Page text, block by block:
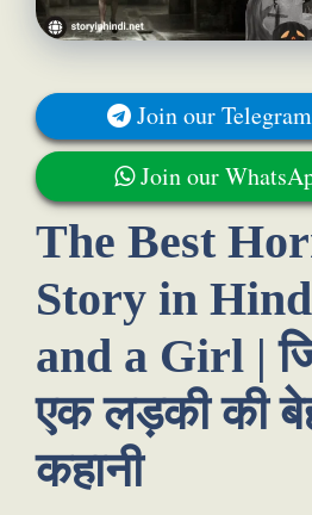
Join our
Join our
The Best
Story in
and a Girl |
एक लड़की की
कहानी